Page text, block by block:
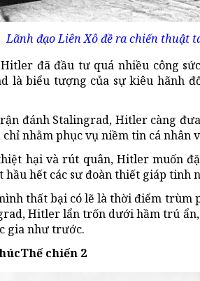
Lãnh đạo Liên Xô đề ra chiến thuật
đã đầu tư quá nhiều công
là biểu tượng của sự kiêu hãnh
đánh Stalingrad, Hitler càng
chỉ nhằm phục vụ niềm tin cá nhân
hại và rút quân, Hitler muốn
hết các sư đoàn thiết giáp tinh
thất bại có lẽ là thời điểm trùm
Hitler lẩn trốn dưới hầm trú
gia như trước.
chiến 2